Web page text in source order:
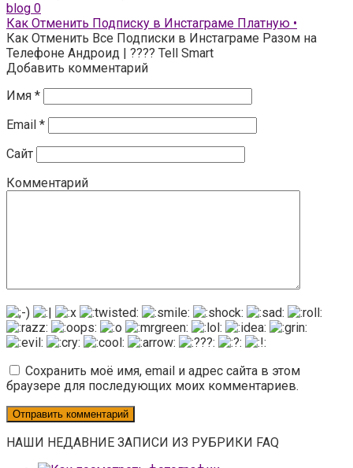
blog 0
Как Отменить Подписку в Инстаграме Платную •
Как Отменить Все Подписки в Инстаграме Разом на
Телефоне Андроид | ???? Tell Smart
Добавить комментарий
Имя *
Email *
Сайт
Комментарий
Сохранить моё имя, email и адрес сайта в этом
браузере для последующих моих комментариев.
НАШИ НЕДАВНИЕ ЗАПИСИ ИЗ РУБРИКИ FAQ